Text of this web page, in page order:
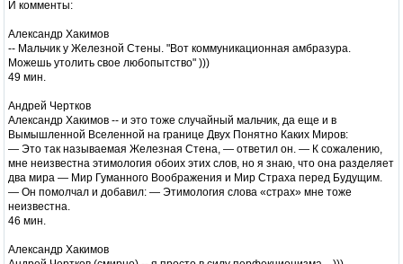
И комменты:
Александр Хакимов
-- Мальчик у Железной Стены. "Вот коммуникационная амбразура.
Можешь утолить свое любопытство" )))
49 мин.
Андрей Чертков
Александр Хакимов -- и это тоже случайный мальчик, да еще и в
Вымышленной Вселенной на границе Двух Понятно Каких Миров:
— Это так называемая Железная Стена, — ответил он. — К сожалению,
мне неизвестна этимология обоих этих слов, но я знаю, что она разделяет
два мира — Мир Гуманного Воображения и Мир Страха перед Будущим.
— Он помолчал и добавил: — Этимология слова «страх» мне тоже
неизвестна.
46 мин.
Александр Хакимов